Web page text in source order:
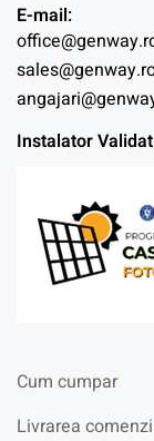
E-mail:
Instalator
Cum cumpar
Livrarea